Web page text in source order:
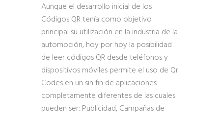
Aunque el desarrollo inicial de los
Códigos QR tenía como objetivo
principal su utilización en la industria de la
automoción, hoy por hoy la posibilidad
de leer códigos QR desde teléfonos y
dispositivos móviles permite el uso de Qr
Codes en un sin fin de aplicaciones
completamente diferentes de las cuales
pueden ser: Publicidad, Campañas de